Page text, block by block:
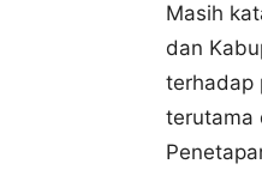
Masih
dan
terhadap
terutama